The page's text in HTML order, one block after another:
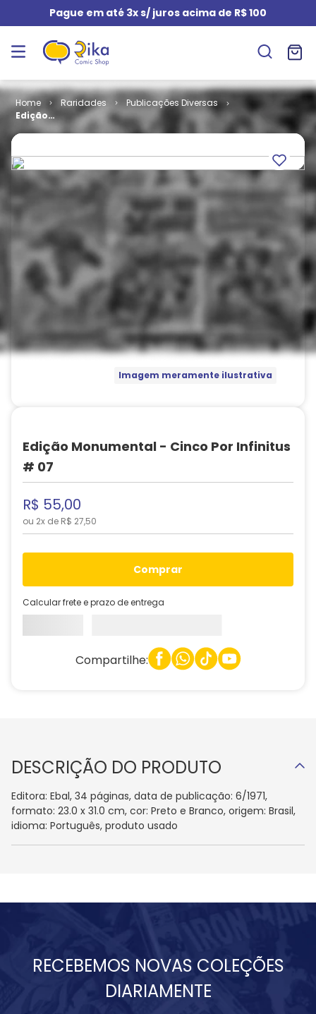
Pague em até 3x s/ juros acima de R$ 100
Raridades
Publicações Diversas
Edição
Monumental -
Infinitus # 07
Imagem meramente ilustrativa
Edição Monumental - Cinco Por Infinitus
# 07
R$ 55,00
ou 2x de R$ 27,50
comprar
Calcular frete e prazo de entrega
Compartilhe:
DESCRIÇÃO DO PRODUTO
Editora: Ebal, 34 páginas, data de publicação: 6/1971,
formato: 23.0 x 31.0 cm, cor: Preto e Branco, origem: Brasil,
idioma: Português, produto usado
RECEBEMOS NOVAS COLEÇÕES
DIARIAMENTE